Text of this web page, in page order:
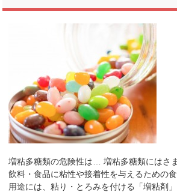
増粘多糖類の危険性は… 増粘多糖類にはさ
飲料・食品に粘性や接着性を与えるための
用途には、粘り・とろみを付ける「増粘剤